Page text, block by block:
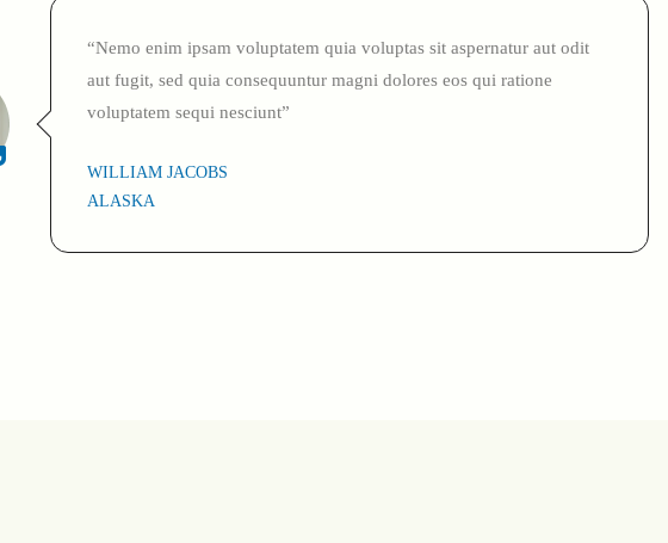
“Nemo enim ipsam voluptatem quia voluptas sit aspernatur aut odit
aut fugit, sed quia consequuntur magni dolores eos qui ratione
voluptatem sequi nesciunt”
WILLIAM JACOBS
ALASKA